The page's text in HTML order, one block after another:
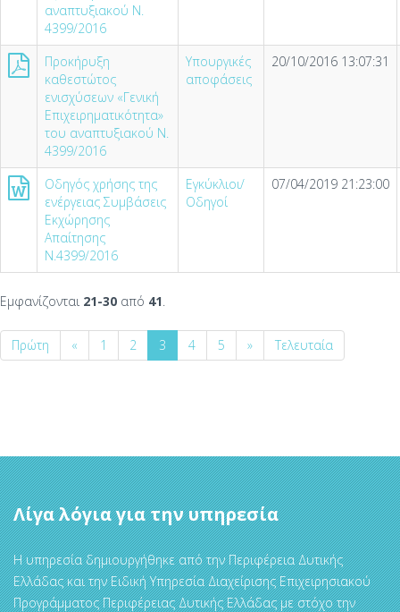
αναπτυξιακού N.
4399/2016
Προκήρυξη
καθεστώτος
ενισχύσεων «Γενική
Επιχειρηματικότητα»
του αναπτυξιακού N.
4399/2016
Υπουργικές
αποφάσεις
20/10/2016 13:07:31
Οδηγός χρήσης της
ενέργειας Συμβάσεις
Εκχώρησης
Απαίτησης
Ν.4399/2016
Εγκύκλιοι/
Οδηγοί
07/04/2019 21:23:00
Εμφανίζονται 21-30 από 41.
Πρώτη « 1 2 3 4 5 » Τελευταία
Λίγα λόγια για την υπηρεσία
Η υπηρεσία δημιουργήθηκε από την Περιφέρεια Δυτικής
Ελλάδας και την Ειδική Υπηρεσία Διαχείρισης Επιχειρησιακού
Προγράμματος Περιφέρειας Δυτικής Ελλάδας με στόχο την